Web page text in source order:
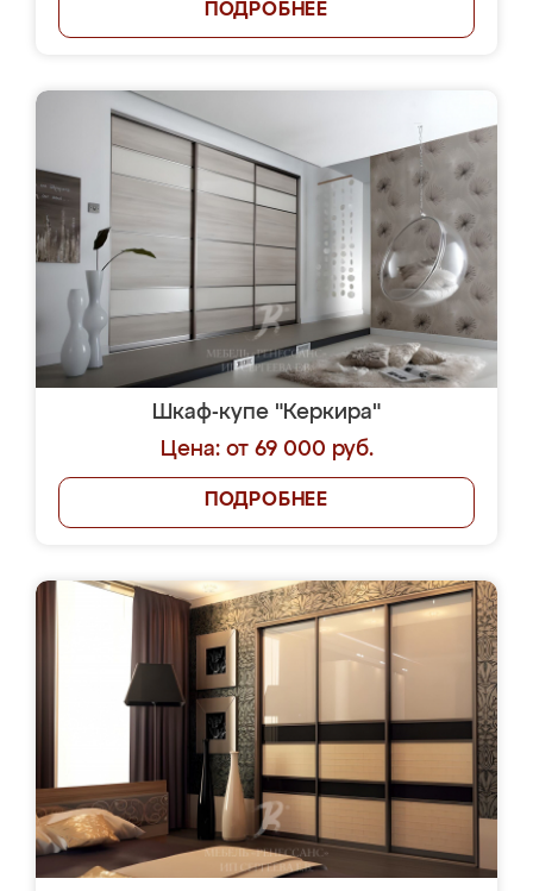
ПОДРОБНЕЕ
Шкаф-купе "Керкира"
Цена: от 69 000 руб.
ПОДРОБНЕЕ